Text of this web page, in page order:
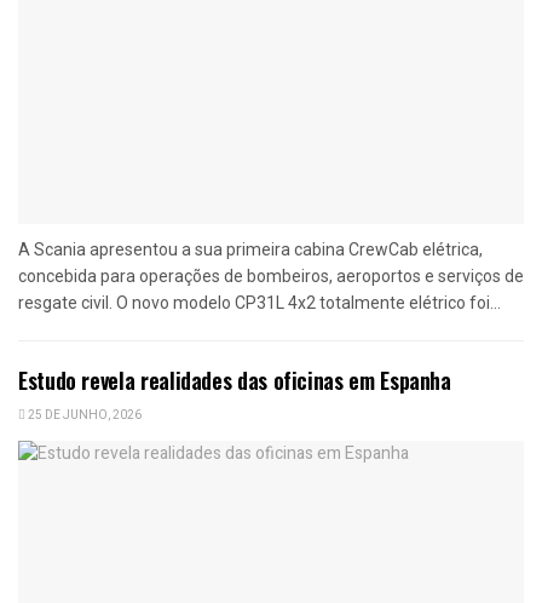
A Scania apresentou a sua primeira cabina CrewCab elétrica,
concebida para operações de bombeiros, aeroportos e serviços de
resgate civil. O novo modelo CP31L 4x2 totalmente elétrico foi...
Estudo revela realidades das oficinas em Espanha
25 DE JUNHO, 2026